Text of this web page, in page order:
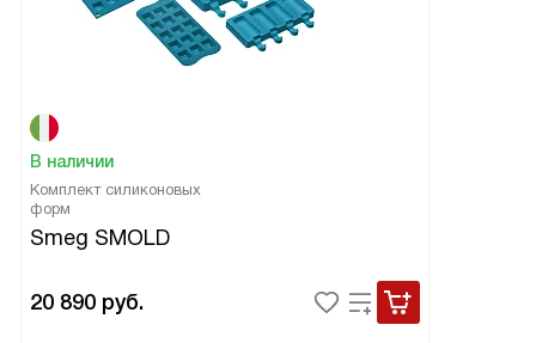
В наличии
Комплект силиконовых
форм
Smeg SMOLD
20 890 руб.